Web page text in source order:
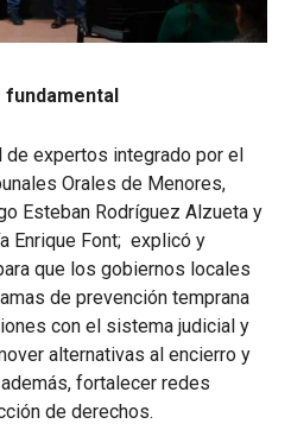
de expertos integrado por el
Orales de Menores,
Esteban Rodríguez Alzueta y
Enrique Font; explicó y
que los gobiernos locales
de prevención temprana
con el sistema judicial y
alternativas al encierro y
fortalecer redes
de derechos.